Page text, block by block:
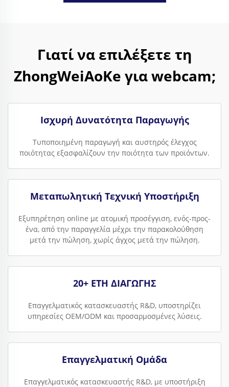
Γιατί να επιλέξετε τη
ZhongWeiAoKe για webcam;
Ισχυρή Δυνατότητα Παραγωγής
Τυποποιημένη παραγωγή και αυστηρός έλεγχος
ποιότητας εξασφαλίζουν την ποιότητα των προϊόντων.
Μεταπωλητική Τεχνική Υποστήριξη
Εξυπηρέτηση online με ατομική προσέγγιση, ενός-προς-
ένα, από την παραγγελία μέχρι την παρακολούθηση
μετά την πώληση, χωρίς άγχος μετά την πώληση.
20+ ΕΤΗ ΔΙΑΓΩΓΗΣ
Επαγγελματικός κατασκευαστής R&D, υποστηρίζει
υπηρεσίες OEM/ODM και προσαρμοσμένες λύσεις.
Επαγγελματική Ομάδα
Επαγγελματικός κατασκευαστής R&D, με υποστήριξη